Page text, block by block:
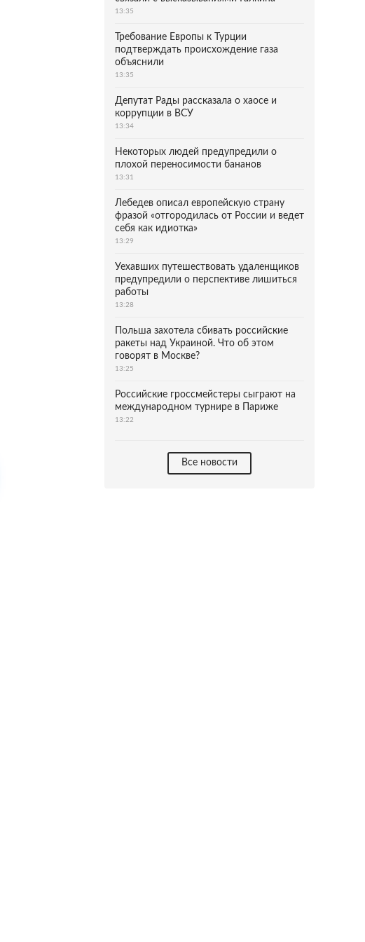
13:35
Требование Европы к Турции
подтверждать происхождение газа
объяснили
13:35
Депутат Рады рассказала о хаосе и
коррупции в ВСУ
13:34
Некоторых людей предупредили о
плохой переносимости бананов
13:31
Лебедев описал европейскую страну
фразой «отгородилась от России и ведет
себя как идиотка»
13:29
Уехавших путешествовать удаленщиков
предупредили о перспективе лишиться
работы
13:28
Польша захотела сбивать российские
ракеты над Украиной. Что об этом
говорят в Москве?
13:25
Российские гроссмейстеры сыграют на
международном турнире в Париже
13:22
Все новости